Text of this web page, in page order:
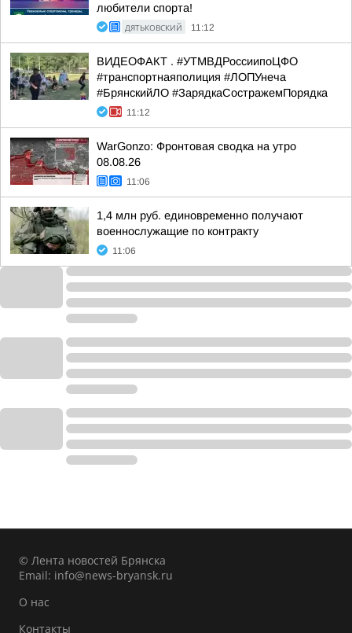
любители спорта!
ДЯТЬКОВСКИЙ 11:12
ВИДЕОФАКТ . #УТМВДРоссиипоЦФО
#транспортнаяполиция #ЛОПУнеча
#БрянскийЛО #ЗарядкаСостражемПорядка
11:12
WarGonzo: Фронтовая сводка на утро
08.08.26
11:06
1,4 млн руб. единовременно получают
военнослужащие по контракту
11:06
© Лента новостей Брянска
Email: info@news-bryansk.ru
О нас
Контакты